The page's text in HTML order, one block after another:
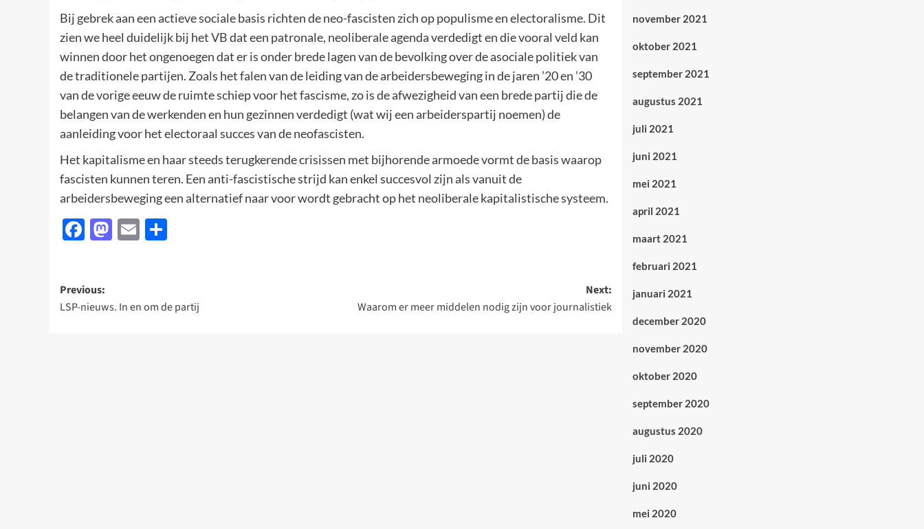
Bij gebrek aan een actieve sociale basis richten de neo-fascisten zich op populisme en electoralisme. Dit
zien we heel duidelijk bij het VB dat een patronale, neoliberale agenda verdedigt en die vooral veld kan
winnen door het ongenoegen dat er is onder brede lagen van de bevolking over de asociale politiek van
de traditionele partijen. Zoals het falen van de leiding van de arbeidersbeweging in de jaren ’20 en ’30
van de vorige eeuw de ruimte schiep voor het fascisme, zo is de afwezigheid van een brede partij die de
belangen van de werkenden en hun gezinnen verdedigt (wat wij een arbeiderspartij noemen) de
aanleiding voor het electoraal succes van de neofascisten.
Het kapitalisme en haar steeds terugkerende crisissen met bijhorende armoede vormt de basis waarop
fascisten kunnen teren. Een anti-fascistische strijd kan enkel succesvol zijn als vanuit de
arbeidersbeweging een alternatief naar voor wordt gebracht op het neoliberale kapitalistische systeem.
Facebook
Mastodon
Email
Post
navigation
Previous:
LSP-nieuws. In en om de partij
Next:
Waarom er meer middelen nodig zijn voor journalistiek
november 2021
oktober 2021
september 2021
augustus 2021
juli 2021
juni 2021
mei 2021
april 2021
maart 2021
februari 2021
januari 2021
december 2020
november 2020
oktober 2020
september 2020
augustus 2020
juli 2020
juni 2020
mei 2020